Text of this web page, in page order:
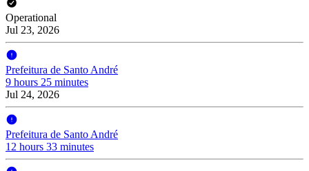
Operational
Jul 23, 2026
Prefeitura de Santo André
9 hours 25 minutes
Jul 24, 2026
Prefeitura de Santo André
12 hours 33 minutes